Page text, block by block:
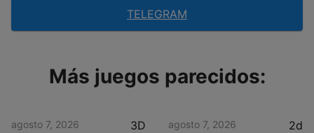
TELEGRAM
Más juegos parecidos:
agosto 7, 2026 3D agosto 7, 2026 2d